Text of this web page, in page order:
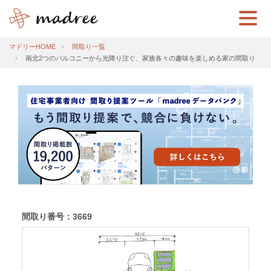
マドリーHOME
間取り一覧
南北2つのバルコニーから光降り注ぐ、家族各々の趣味を楽しめる家の間取り
間取り番号：3669